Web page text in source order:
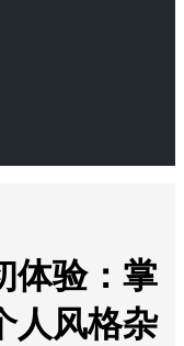
体验：掌
人风格杂